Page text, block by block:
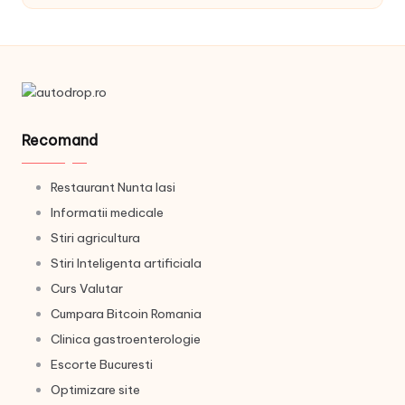
Recomand
Restaurant Nunta Iasi
Informatii medicale
Stiri agricultura
Stiri Inteligenta artificiala
Curs Valutar
Cumpara Bitcoin Romania
Clinica gastroenterologie
Escorte Bucuresti
Optimizare site